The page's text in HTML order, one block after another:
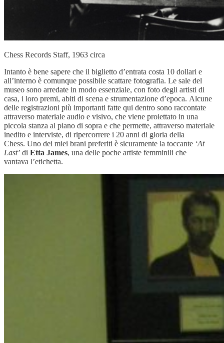
Chess Records Staff, 1963 circa
Intanto è bene sapere che il biglietto d’entrata costa 10 dollari e
all’interno è comunque possibile scattare fotografia. Le sale del
museo sono arredate in modo essenziale, con foto degli artisti di
casa, i loro premi, abiti di scena e strumentazione d’epoca. Alcune
delle registrazioni più importanti fatte qui dentro sono raccontate
attraverso materiale audio e visivo, che viene proiettato in una
piccola stanza al piano di sopra e che permette, attraverso materiale
inedito e interviste, di ripercorrere i 20 anni di gloria della
Chess. Uno dei miei brani preferiti è sicuramente la toccante ‘At
Last’ di Etta James, una delle poche artiste femminili che
vantava l’etichetta.